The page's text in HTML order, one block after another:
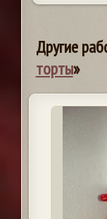
Другие
торты»